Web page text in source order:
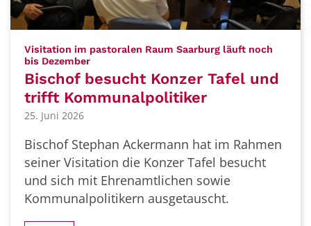
Visitation im pastoralen Raum Saarburg läuft noch
bis Dezember:
Bischof besucht Konzer Tafel und
trifft Kommunalpolitiker
25. Juni 2026
Bischof Stephan Ackermann hat im Rahmen
seiner Visitation die Konzer Tafel besucht
und sich mit Ehrenamtlichen sowie
Kommunalpolitikern ausgetauscht.